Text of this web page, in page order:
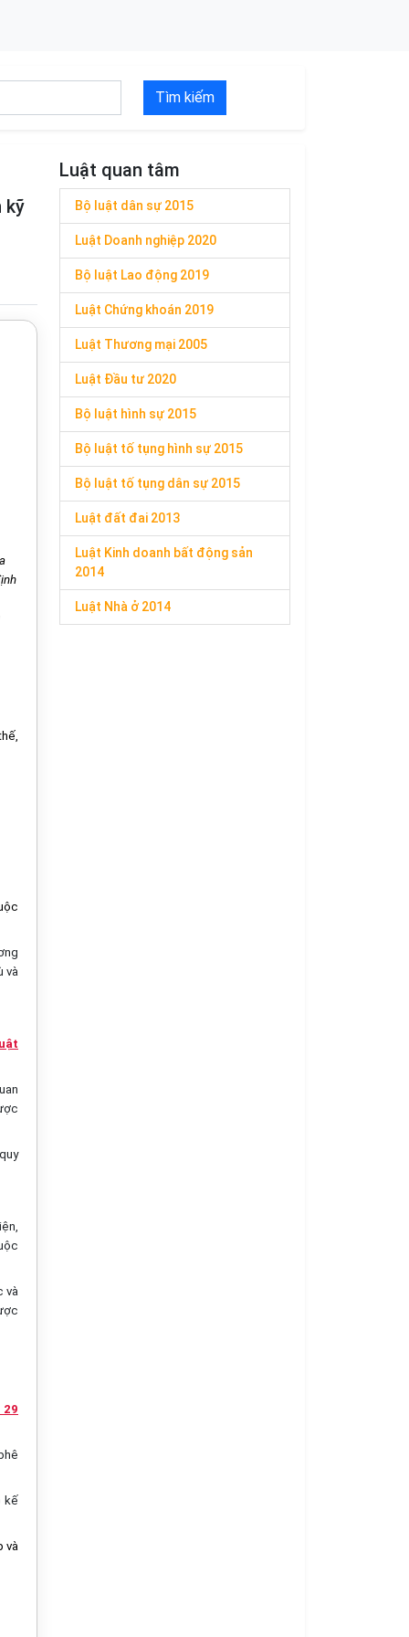
Tìm kiếm
kỹ
và
và
29
kế
và
Luật quan tâm
Bộ luật dân sự 2015
Luật Doanh nghiệp 2020
Bộ luật Lao động 2019
Luật Chứng khoán 2019
Luật Thương mại 2005
Luật Đầu tư 2020
Bộ luật hình sự 2015
Bộ luật tố tụng hình sự 2015
Bộ luật tố tụng dân sự 2015
Luật đất đai 2013
Luật Kinh doanh bất động sản
2014
Luật Nhà ở 2014